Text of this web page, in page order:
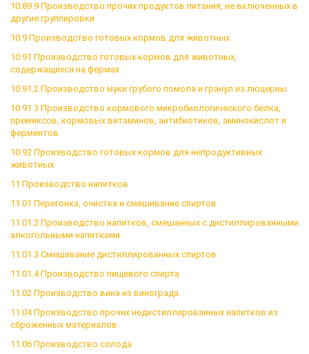
10.89.9 Производство прочих продуктов питания, не включенных в
другие группировки
10.9 Производство готовых кормов для животных
10.91 Производство готовых кормов для животных,
содержащихся на фермах
10.91.2 Производство муки грубого помола и гранул из люцерны
10.91.3 Производство кормового микробиологического белка,
премиксов, кормовых витаминов, антибиотиков, аминокислот и
ферментов
10.92 Производство готовых кормов для непродуктивных
животных
11 Производство напитков
11.01 Перегонка, очистка и смешивание спиртов
11.01.2 Производство напитков, смешанных с дистиллированными
алкогольными напитками
11.01.3 Смешивание дистиллированных спиртов
11.01.4 Производство пищевого спирта
11.02 Производство вина из винограда
11.04 Производство прочих недистиллированных напитков из
сброженных материалов
11.06 Производство солода